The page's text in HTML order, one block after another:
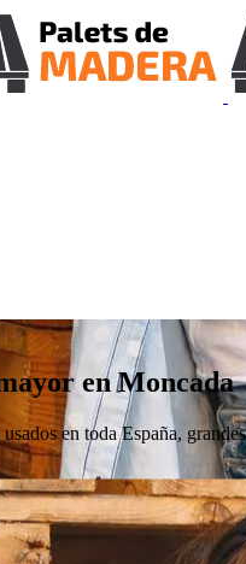
en Moncada
en toda España,